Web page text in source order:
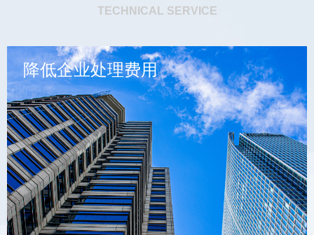
TECHNICAL SERVICE
降低企业处理费用